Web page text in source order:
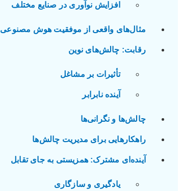
افزایش نوآوری در صنایع مختلف
مثال‌های واقعی از موفقیت هوش مصنوعی
رقابت: چالش‌های نوین
تأثیرات بر مشاغل
آینده نابرابر
چالش‌ها و نگرانی‌ها
راهکارهایی برای مدیریت چالش‌ها
آینده‌ای مشترک: همزیستی به جای تقابل
یادگیری و سازگاری